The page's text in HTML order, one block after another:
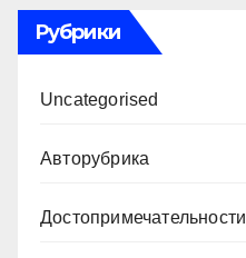
Рубрики
Uncategorised
Авторубрика
Достопримечательности